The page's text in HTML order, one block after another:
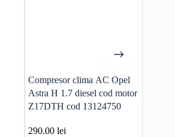
Compresor clima AC Opel
Astra H 1.7 diesel cod motor
Z17DTH cod 13124750
290.00lei